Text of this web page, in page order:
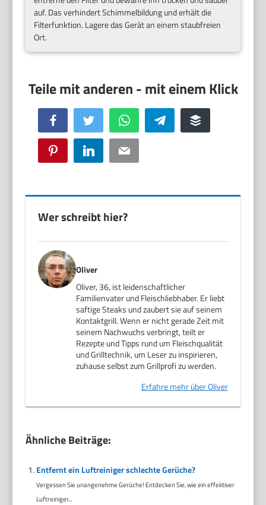
auf. Das verhindert Schimmelbildung und erhält die
Filterfunktion. Lagere das Gerät an einem staubfreien
Ort.
Facebook Twitter WhatsApp Telegram Buffer
Pinterest LinkedIn Email
Wer schreibt hier?
Oliver
Oliver, 36, ist leidenschaftlicher
Familienvater und Fleischliebhaber. Er liebt
saftige Steaks und zaubert sie auf seinem
Kontaktgrill. Wenn er nicht gerade Zeit mit
seinem Nachwuchs verbringt, teilt er
Rezepte und Tipps rund um Fleischqualität
und Grilltechnik, um Leser zu inspirieren,
zuhause selbst zum Grillprofi zu werden.
Erfahre mehr über Oliver
Ähnliche Beiträge:
Entfernt ein Luftreiniger schlechte Gerüche?
Vergessen Sie unangenehme Gerüche! Entdecken Sie, wie ein effektiver
Luftreiniger...